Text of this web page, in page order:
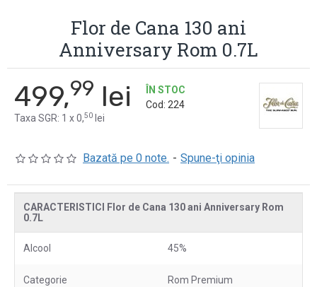
Flor de Cana 130 ani
Anniversary Rom 0.7L
Bazată pe 0 note. - Spune-ţi opinia
499,99 lei
Taxa SGR: 1 x 0,50 lei
ÎN STOC
Cod: 224
CARACTERISTICI Flor de Cana 130 ani Anniversary Rom
0.7L
Alcool 45%
Categorie Rom Premium